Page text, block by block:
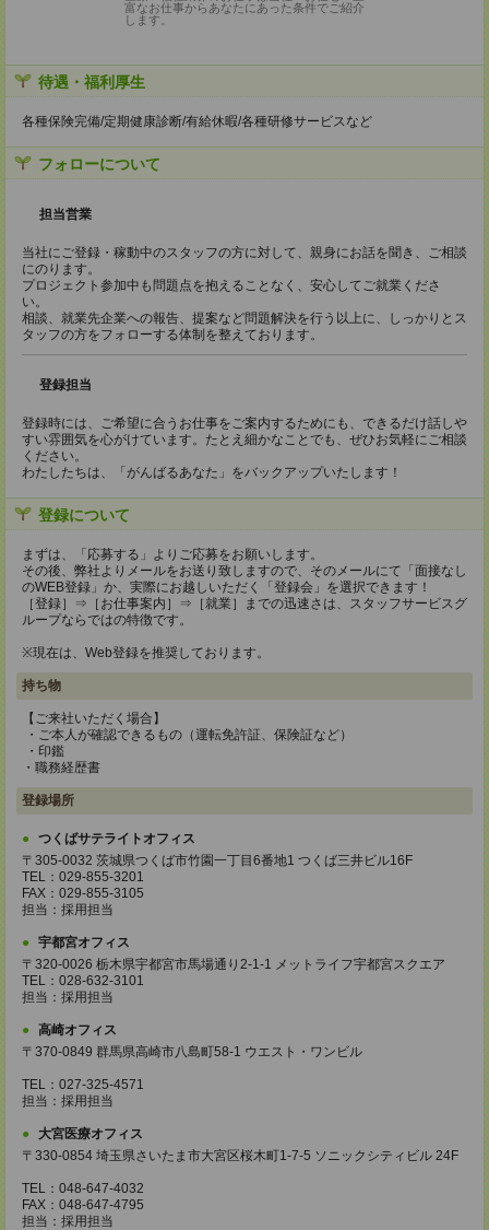
富なお仕事からあなたにあった条件でご紹介
します。
待遇・福利厚生
各種保険完備/定期健康診断/有給休暇/各種研修サービスなど
フォローについて
担当営業
当社にご登録・稼動中のスタッフの方に対して、親身にお話を聞き、ご相談
にのります。
プロジェクト参加中も問題点を抱えることなく、安心してご就業くださ
い。
相談、就業先企業への報告、提案など問題解決を行う以上に、しっかりとス
タッフの方をフォローする体制を整えております。
登録担当
登録時には、ご希望に合うお仕事をご案内するためにも、できるだけ話しや
すい雰囲気を心がけています。たとえ細かなことでも、ぜひお気軽にご相談
ください。
わたしたちは、「がんばるあなた」をバックアップいたします！
登録について
まずは、「応募する」よりご応募をお願いします。
その後、弊社よりメールをお送り致しますので、そのメールにて「面接なし
のWEB登録」か、実際にお越しいただく「登録会」を選択できます！
［登録］⇒［お仕事案内］⇒［就業］までの迅速さは、スタッフサービスグ
ループならではの特徴です。
※現在は、Web登録を推奨しております。
持ち物
【ご来社いただく場合】
・ご本人が確認できるもの（運転免許証、保険証など）
・印鑑
・職務経歴書
登録場所
つくばサテライトオフィス
〒305-0032 茨城県つくば市竹園一丁目6番地1 つくば三井ビル16F
TEL：029-855-3201
FAX：029-855-3105
担当：採用担当
宇都宮オフィス
〒320-0026 栃木県宇都宮市馬場通り2-1-1 メットライフ宇都宮スクエア
TEL：028-632-3101
担当：採用担当
高崎オフィス
〒370-0849 群馬県高崎市八島町58-1 ウエスト・ワンビル
TEL：027-325-4571
担当：採用担当
大宮医療オフィス
〒330-0854 埼玉県さいたま市大宮区桜木町1-7-5 ソニックシティビル 24F
TEL：048-647-4032
FAX：048-647-4795
担当：採用担当